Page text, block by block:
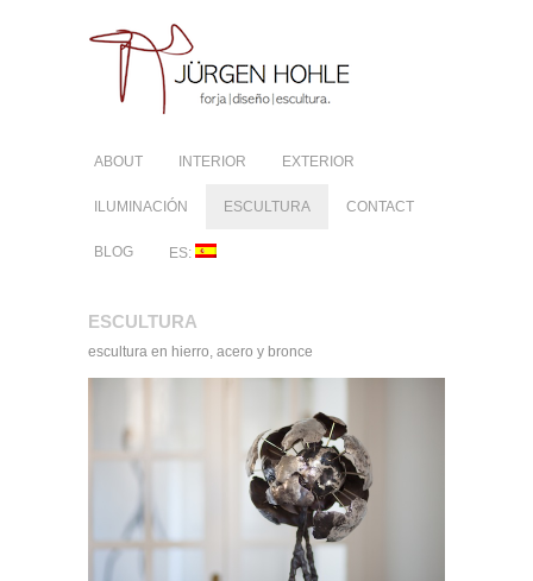
ABOUT INTERIOR EXTERIOR
ILUMINACIÓN ESCULTURA CONTACT
BLOG ES:
ESCULTURA
escultura en hierro, acero y bronce